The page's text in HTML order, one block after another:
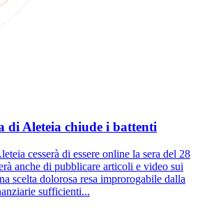
di Aleteia chiude i battenti
cesserà di essere online la sera del 28
anche di pubblicare articoli e video sui
scelta dolorosa resa improrogabile dalla
sufficienti...